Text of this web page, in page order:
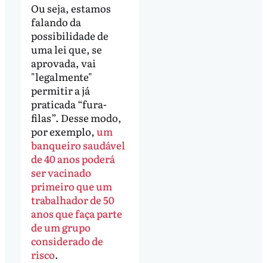
Ou seja, estamos
falando da
possibilidade de
uma lei que, se
aprovada, vai
"legalmente"
permitir a já
praticada “fura-
filas”. Desse modo,
por exemplo, um
banqueiro saudável
de 40 anos poderá
ser vacinado
primeiro que um
trabalhador de 50
anos que faça parte
de um grupo
considerado de
risco.